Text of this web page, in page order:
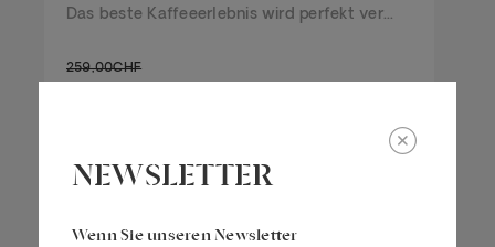
Das beste Kaffeeerlebnis wird perfekt ver...
259,00CHF
ERFORSCHEN SIE
NEWSLETTER
Wenn Sie unseren Newsletter